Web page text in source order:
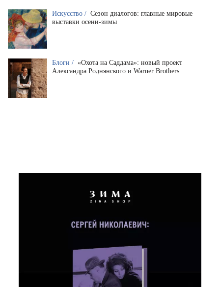
Искусство / Сезон диалогов: главные мировые
выставки осени-зимы
Блоги / «Охота на Саддама»: новый проект
Александра Роднянского и Warner Brothers